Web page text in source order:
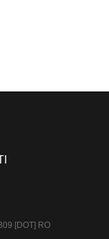
[DOT] RO